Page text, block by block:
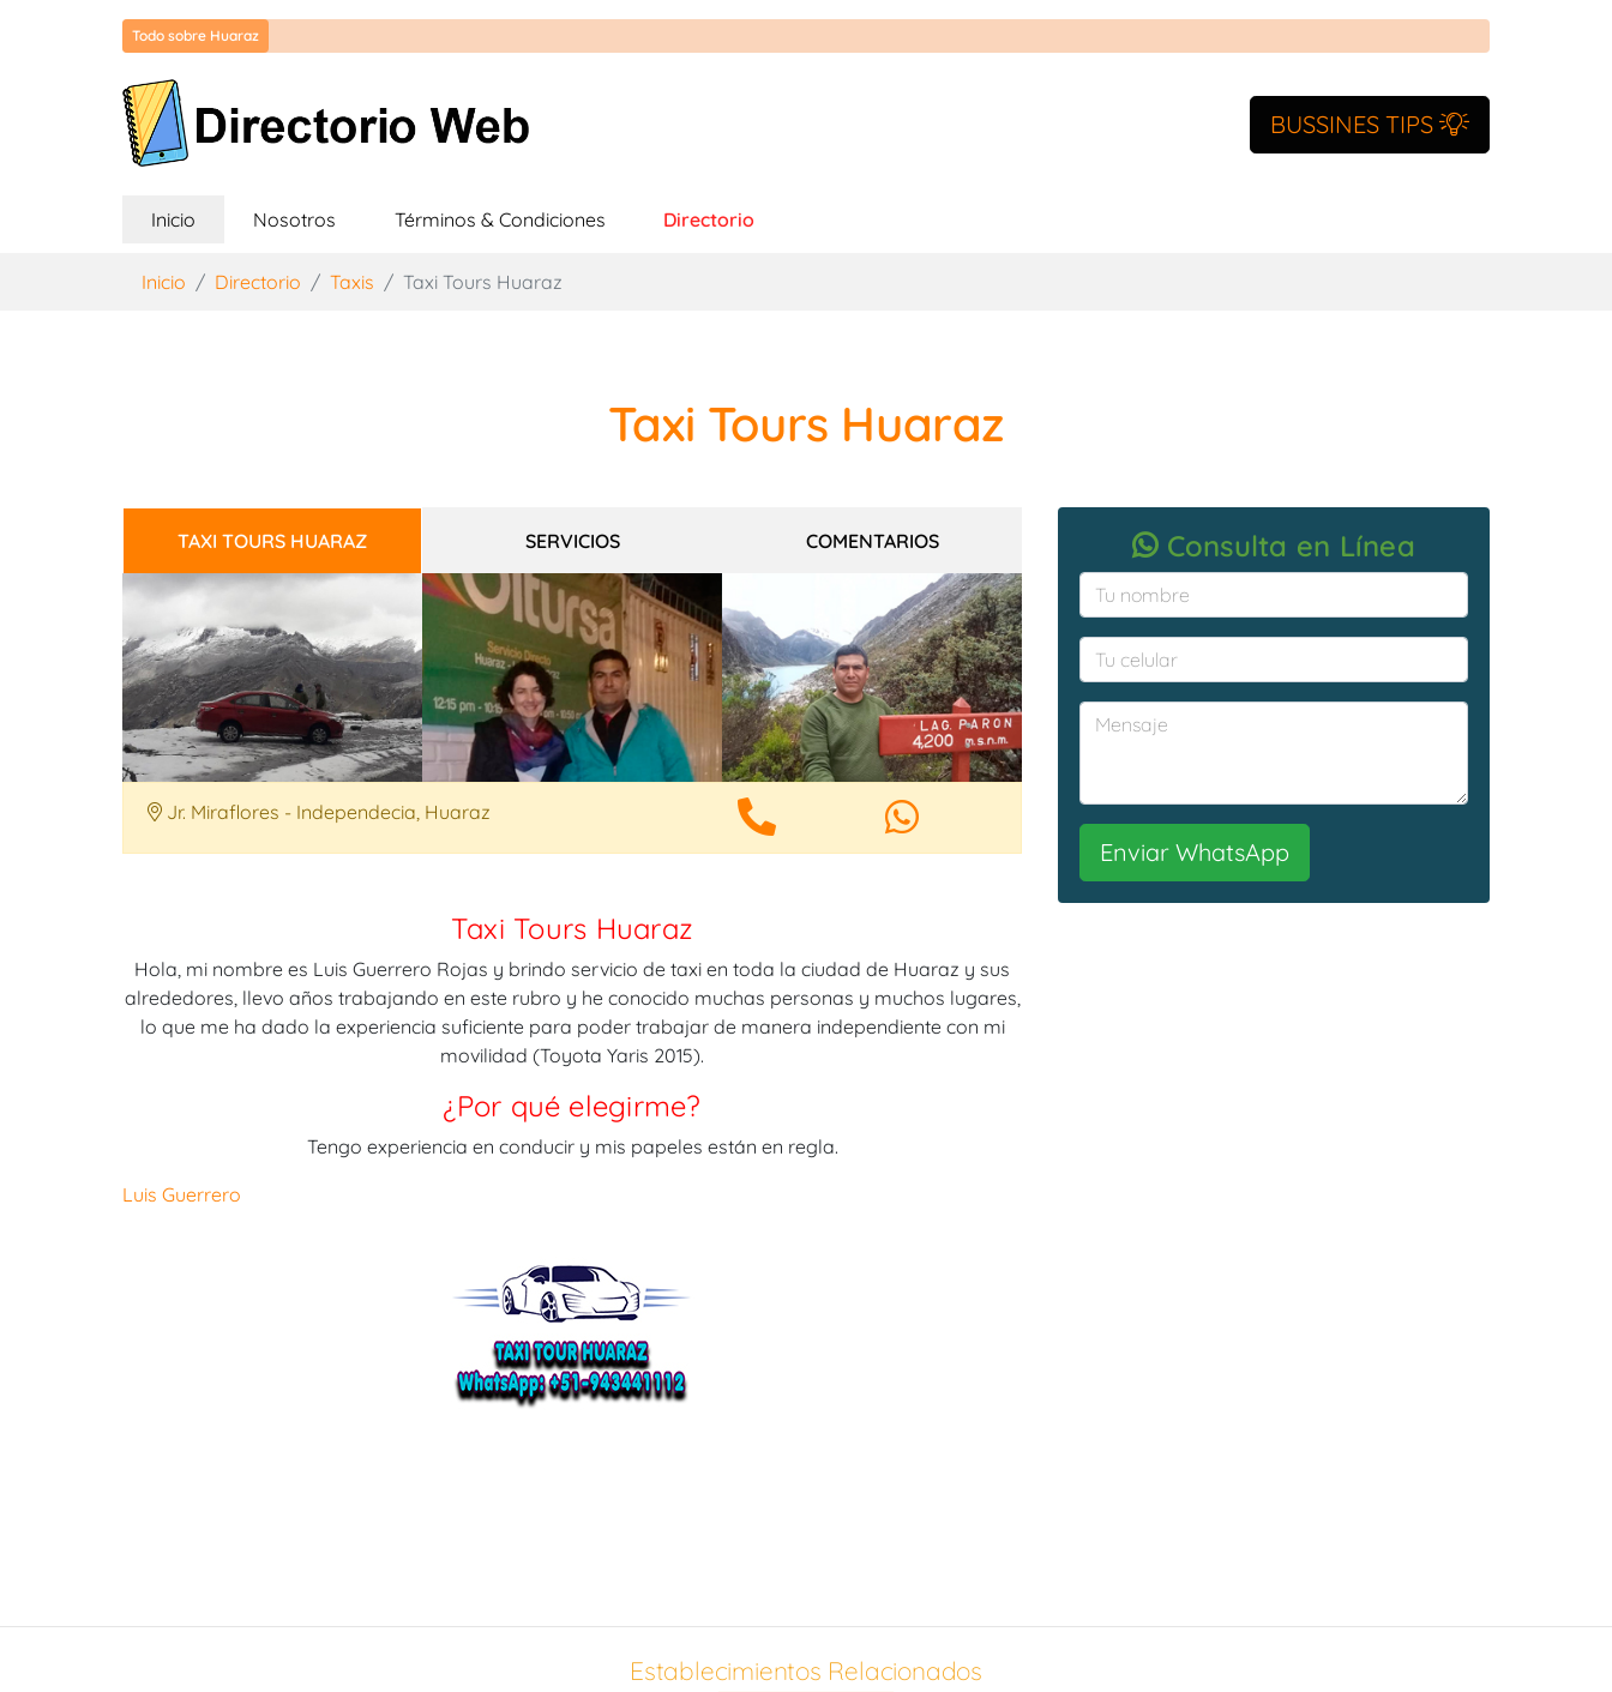
Todo sobre Huaraz
BUSSINES TIPS
Inicio (current)Nosotros Términos & Condiciones Directorio
Inicio Directorio Taxis Taxi Tours Huaraz
Taxi Tours Huaraz
TAXI TOURS HUARAZ SERVICIOS COMENTARIOS
Jr. Miraflores - Independecia, Huaraz
Taxi Tours Huaraz
Hola, mi nombre es Luis Guerrero Rojas y brindo servicio de taxi en toda la ciudad de Huaraz y sus
alrededores, llevo años trabajando en este rubro y he conocido muchas personas y muchos lugares,
lo que me ha dado la experiencia suficiente para poder trabajar de manera independiente con mi
movilidad (Toyota Yaris 2015).
¿Por qué elegirme?
Tengo experiencia en conducir y mis papeles están en regla.
Luis Guerrero
Consulta en Línea
Enviar WhatsApp
Establecimientos Relacionados